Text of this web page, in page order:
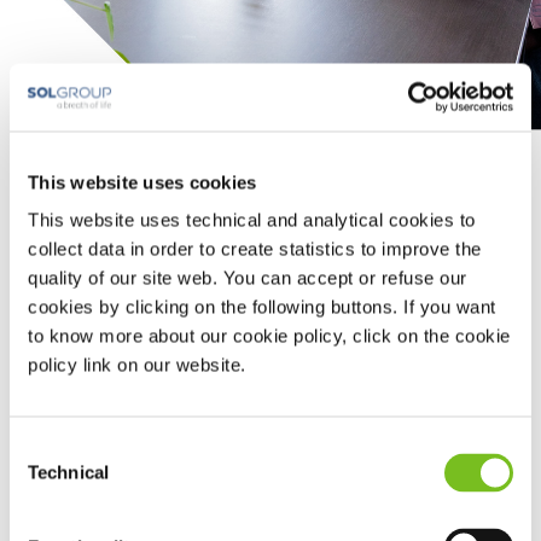
This website uses cookies
This website uses technical and analytical cookies to
collect data in order to create statistics to improve the
quality of our site web. You can accept or refuse our
cookies by clicking on the following buttons. If you want
to know more about our cookie policy, click on the cookie
policy link on our website.
Selection
Technical
Beademing
U wordt beademd als u dit niet meer (voldoende) zelf kunt
of als dit te veel kracht kost. Dit kan gelukkig ook thuis,
zodat u dicht bij familie en vrienden kunt blijven.
Wij ondersteunen Centra voor Thuisbeademing met het
leveren van apparatuur en toebehoren bij u thuis.
De verpleegkundigen van het CTB controleren regelmatig hoe
het met u gaat. Toebehoren kunt u eenvoudig bestellen via ons